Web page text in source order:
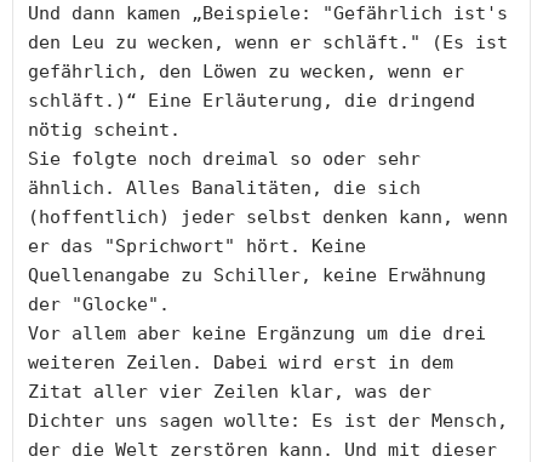
Und dann kamen „Beispiele: "Gefährlich ist's
den Leu zu wecken, wenn er schläft." (Es ist
gefährlich, den Löwen zu wecken, wenn er
schläft.)“ Eine Erläuterung, die dringend
nötig scheint.
Sie folgte noch dreimal so oder sehr
ähnlich. Alles Banalitäten, die sich
(hoffentlich) jeder selbst denken kann, wenn
er das "Sprichwort" hört. Keine
Quellenangabe zu Schiller, keine Erwähnung
der "Glocke".
Vor allem aber keine Ergänzung um die drei
weiteren Zeilen. Dabei wird erst in dem
Zitat aller vier Zeilen klar, was der
Dichter uns sagen wollte: Es ist der Mensch,
der die Welt zerstören kann. Und mit dieser